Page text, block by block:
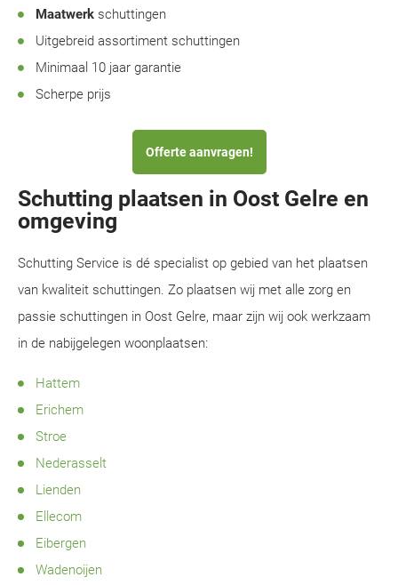
Maatwerk schuttingen
Uitgebreid assortiment schuttingen
Minimaal 10 jaar garantie
Scherpe prijs
Offerte aanvragen!
Schutting plaatsen in Oost Gelre en
omgeving
Schutting Service is dé specialist op gebied van het plaatsen
van kwaliteit schuttingen. Zo plaatsen wij met alle zorg en
passie schuttingen in Oost Gelre, maar zijn wij ook werkzaam
in de nabijgelegen woonplaatsen:
Hattem
Erichem
Stroe
Nederasselt
Lienden
Ellecom
Eibergen
Wadenoijen